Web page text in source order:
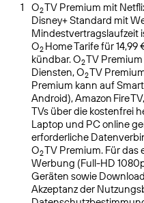
1 O2TV Premium mit
Disney+ Standard mit
Mindestvertragslaufzeit
O2 Home Tarife für
kündbar. O2TV
Diensten, O2TV
Premium kann auf
Android), Amazon Fire
TVs über die kostenfrei
Laptop und PC online
erforderliche
O2TV Premium. Für
Werbung (Full-HD
Geräten sowie
Akzeptanz der